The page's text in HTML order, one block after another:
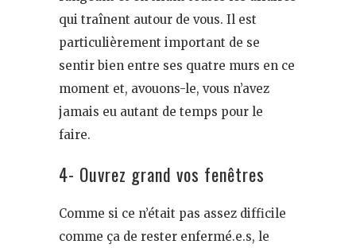
qui traînent autour de vous. Il est
particulièrement important de se
sentir bien entre ses quatre murs en ce
moment et, avouons-le, vous n’avez
jamais eu autant de temps pour le
faire.
4- Ouvrez grand vos fenêtres
Comme si ce n’était pas assez difficile
comme ça de rester enfermé.e.s, le